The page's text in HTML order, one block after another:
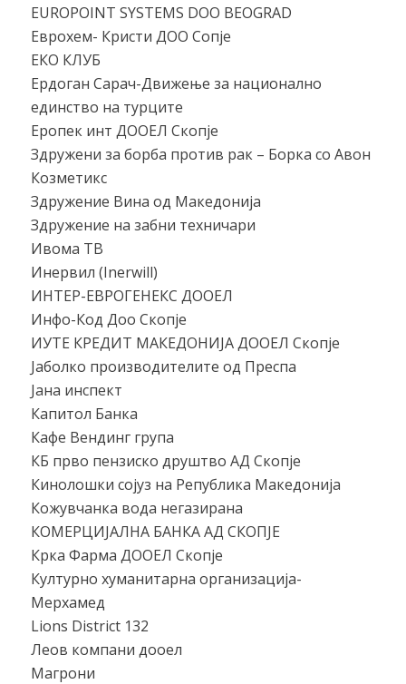
EUROPOINT SYSTEMS DOO BEOGRAD
Еврохем- Кристи ДОО Сопје
ЕКО КЛУБ
Ердоган Сарач-Движење за национално
единство на турците
Еропек инт ДООЕЛ Скопје
Здружени за борба против рак – Борка со Авон
Козметикс
Здружение Вина од Македонија
Здружение на забни техничари
Ивома ТВ
Инервил (Inerwill)
ИНТЕР-ЕВРОГЕНЕКС ДООЕЛ
Инфо-Код Доо Скопје
ИУТЕ КРЕДИТ МАКЕДОНИЈА ДООЕЛ Скопје
Јаболко производителите од Преспа
Јана инспект
Капитол Банка
Кафе Вендинг група
КБ прво пензиско друштво АД Скопје
Кинолошки сојуз на Република Македонија
Кожувчанка вода негазирана
КОМЕРЦИЈАЛНА БАНКА АД СКОПЈЕ
Крка Фарма ДООЕЛ Скопје
Културно хуманитарна организација-
Мерхамед
Lions District 132
Леов компани дооел
Магрони